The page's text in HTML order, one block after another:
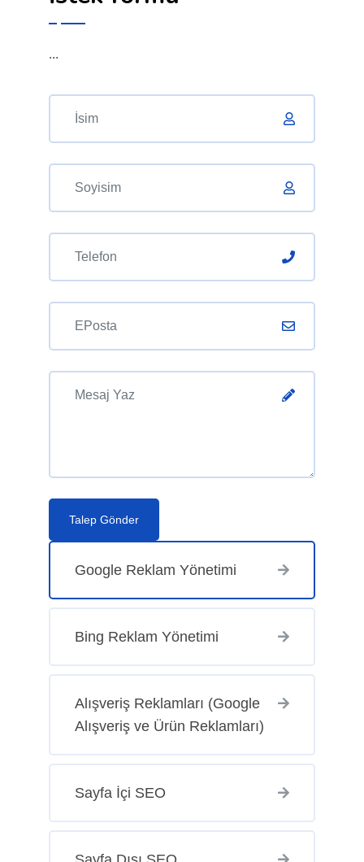
Google Reklam Yönetimi
Bing Reklam Yönetimi
Alışveriş Reklamları (Google
Alışveriş ve Ürün Reklamları)
Sayfa İçi SEO
...
Talep Gönder